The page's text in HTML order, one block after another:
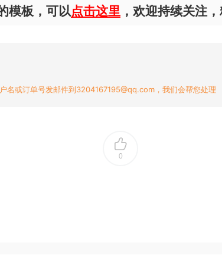
模板，可以点击这里 ，欢迎持续关注
名或订单号发邮件到3204167195@qq.com，我们会帮您处理
0